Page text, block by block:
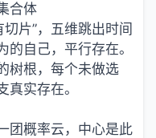
合体
片”，五维跳出时间
自己，平行存在。
树根，每个未做选
实存在。
团概率云，中心是此